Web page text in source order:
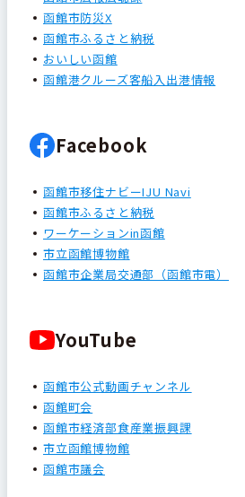
函館市防災X
函館市ふるさと納税
おいしい函館
函館港クルーズ客船入出港情報
Facebook
函館市移住ナビーIJU Navi
函館市ふるさと納税
ワーケーションin函館
市立函館博物館
函館市企業局交通部（函館市電）
YouTube
函館市公式動画チャンネル
函館町会
函館市経済部食産業振興課
市立函館博物館
函館市議会